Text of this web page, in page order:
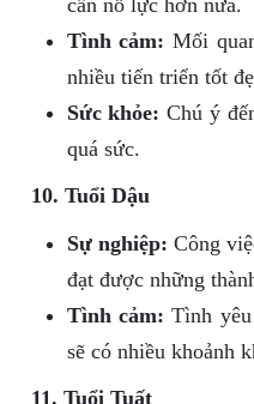
cần nỗ lực hơn nữa.
Tình cảm: Mối
nhiều tiến triển tốt
Sức khỏe: Chú ý
quá sức.
10. Tuổi Dậu
Sự nghiệp: Công
đạt được những
Tình cảm: Tình
sẽ có nhiều khoảnh
11. Tuổi Tuất